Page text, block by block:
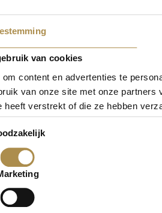
van cookies
content en advertenties te
van onze site met onze
heeft verstrekt of die ze hebben